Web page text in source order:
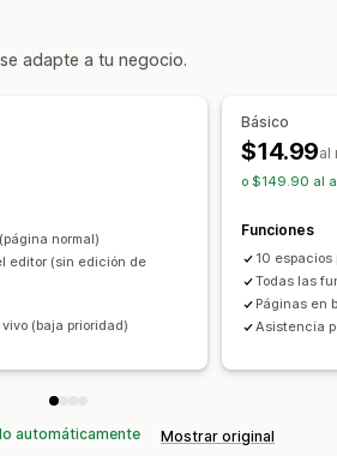
de empleo Páginas legales
de guardado
Versiones de la página
globales
Código personalizado
móviles
Informes
Editor de arrastrar y soltar
adapte a tu negocio.
normal)
editor (sin edición de
(baja prioridad)
Básico
$14.99al
o $149.90 al
Funciones
10
Todas las
Páginas en
Asistencia
automáticamente Mostrar original